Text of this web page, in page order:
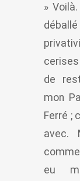
»
de
mon
Ferré ;
avec.
eu